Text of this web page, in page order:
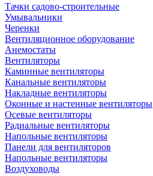
Тачки садово-строительные
Умывальники
Черенки
Вентиляционное оборудование
Анемостаты
Вентиляторы
Каминные вентиляторы
Канальные вентиляторы
Накладные вентиляторы
Оконные и настенные вентиляторы
Осевые вентиляторы
Радиальные вентиляторы
Напольные вентиляторы
Панели для вентиляторов
Напольные вентиляторы
Воздуховоды